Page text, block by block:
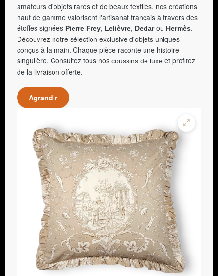
amateurs d'objets rares et de beaux textiles, nos créations
haut de gamme valorisent l'artisanat français à travers des
étoffes signées Pierre Frey, Lelièvre, Dedarou Hermès.
Découvrez notre sélection exclusive d'objets uniques
conçus à la main. Chaque pièce raconte une histoire
singulière. Consultez tous nos coussins de luxe et profitez
de la livraison offerte.
Agrandir